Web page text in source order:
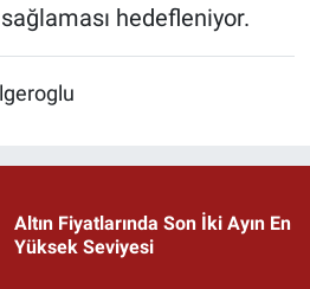
sağlaması hedefleniyor.
Altın Fiyatlarında Son İki Ayın En
Yüksek Seviyesi